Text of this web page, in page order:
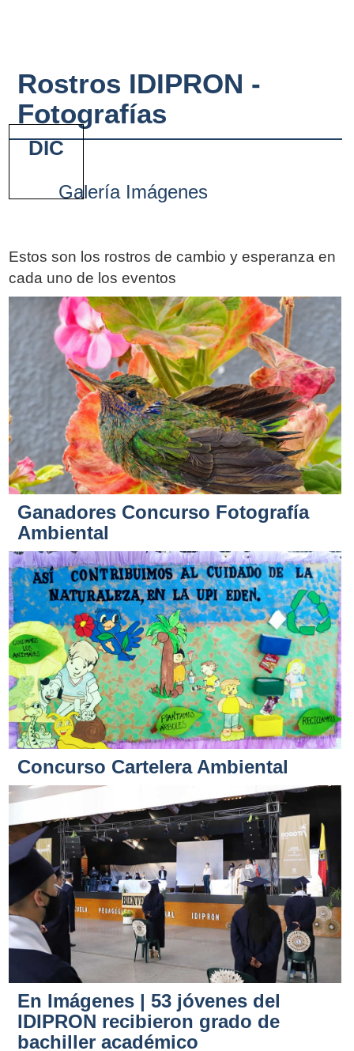
Rostros IDIPRON -
Fotografías
Galería Imágenes
Estos son los rostros de cambio y esperanza en
cada uno de los eventos
Ganadores Concurso Fotografía
Ambiental
Concurso Cartelera Ambiental
En Imágenes | 53 jóvenes del
IDIPRON recibieron grado de
bachiller académico
DIC